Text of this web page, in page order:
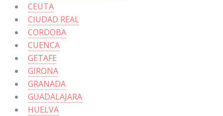
CEUTA
CIUDAD REAL
CORDOBA
CUENCA
GETAFE
GIRONA
GRANADA
GUADALAJARA
HUELVA